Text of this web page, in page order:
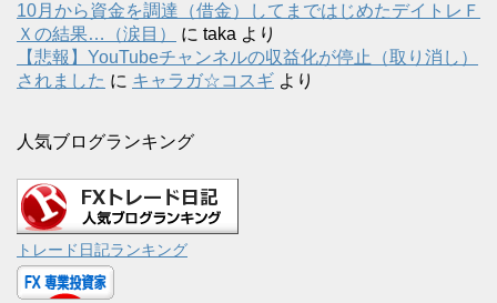
10月から資金を調達（借金）してまではじめたデイトレＦ
Ｘの結果…（涙目）
に taka より
【悲報】YouTubeチャンネルの収益化が停止（取り消し）
されました に キャラガ☆コスギ より
人気ブログランキング
トレード日記ランキング